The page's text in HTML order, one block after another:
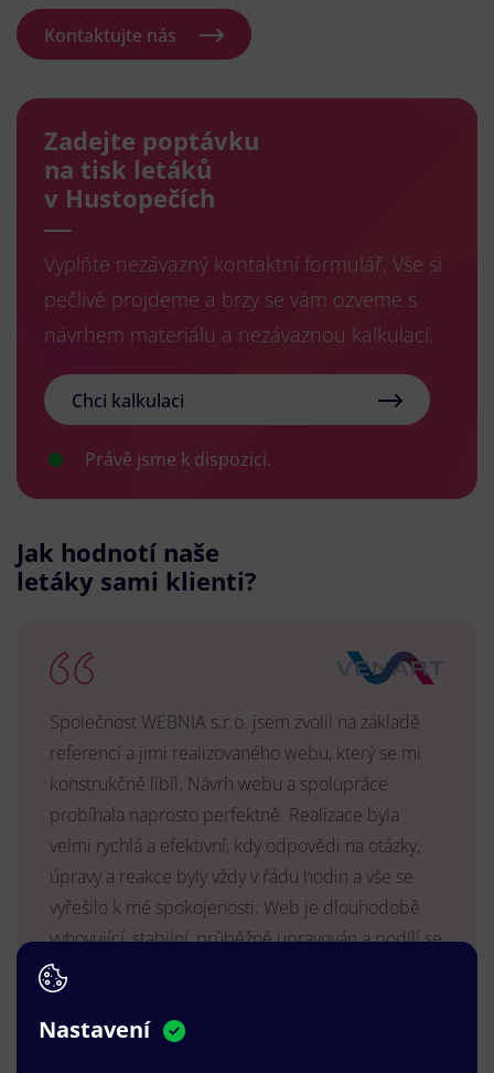
Kontaktujte nás
Zadejte poptávku
na tisk letáků
v Hustopečích
Vyplňte nezávazný kontaktní formulář. Vše si
pečlivě projdeme a brzy se vám ozveme s
návrhem materiálu a nezávaznou kalkulací.
Chci kalkulaci
Právě jsme k dispozici.
Jak hodnotí naše
letáky sami klienti?
Společnost WEBNIA s.r.o. jsem zvolil na základě
referencí a jimi realizovaného webu, který se mi
konstrukčně libíl. Návrh webu a spolupráce
probíhala naprosto perfektně. Realizace byla
velmi rychlá a efektivní, kdy odpovědi na otázky,
úpravy a reakce byly vždy v řádu hodin a vše se
vyřešilo k mé spokojenosti. Web je dlouhodobě
vyhovující, stabilní, průběžně upravován a podílí se
na pozitivním vnímání naší značky.
MUDr. Radek Vyšohlíd
VENART s.r.o.
Nastavení